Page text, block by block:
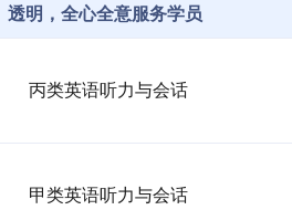
透明，全心全意服务学员
丙类英语听力与会话
甲类英语听力与会话